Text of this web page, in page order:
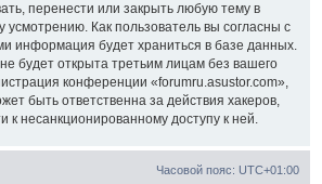
перенести или закрыть любую тему в
Как пользователь вы согласны с
информация будет храниться в базе данных.
будет открыта третьим лицам без вашего
конференции «forumru.asustor.com»,
быть ответственна за действия хакеров,
к несанкционированному доступу к ней.
Часовой пояс: UTC+01:00